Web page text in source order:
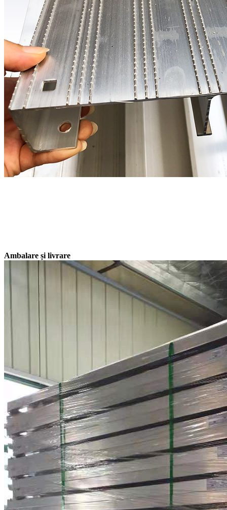
Ambalare și livrare